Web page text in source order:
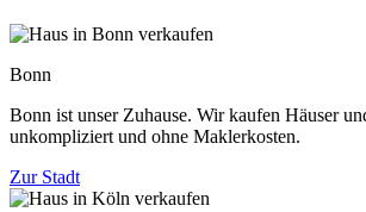
Bonn
Bonn ist unser Zuhause. Wir kaufen Häuser
unkompliziert und ohne Maklerkosten.
Zur Stadt